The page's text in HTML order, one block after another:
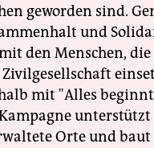
geworden sind.
und
den Menschen,
mit "Alles
Orte und baut